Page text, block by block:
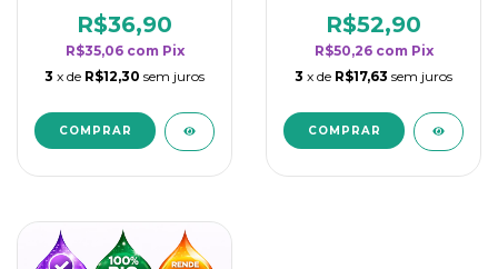
rendimento da
categoria - Lavanda
R$36,90
R$35,06 com Pix
3 x de R$12,30 sem juros
rendimento da
categoria - Lavanda
R$52,90
R$50,26 com Pix
3 x de R$17,63 sem juros